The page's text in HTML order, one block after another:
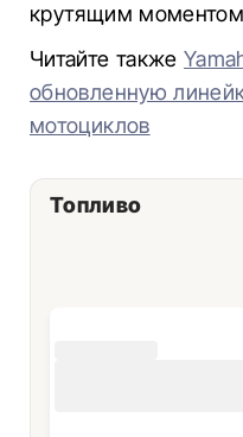
крутящим
Читайте также
обновленную
мотоциклов
Топливо